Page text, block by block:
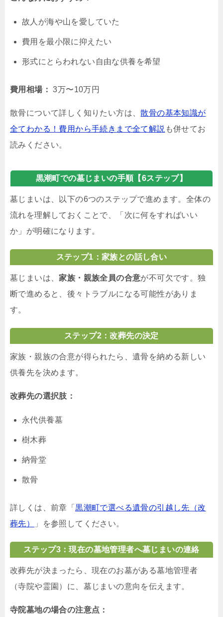
故人が海や山を愛していた
費用を最小限に抑えたい
形式にとらわれない自由な供養を希望
費用相場： 3万〜10万円
散骨について詳しく知りたい方は、散骨の基本知識が
全てわかる！費用から手続きまで全て解説 も併せてお
読みください。
黒潮町での墓じまいの手順【6ステップ】
墓じまいは、以下の6つのステップで進めます。全体の
流れを理解しておくことで、「次に何をすればいい
か」が明確になります。
ステップ1：家族との話し合い
墓じまいは、 家族・親族全員の合意が不可欠です。独
断で進めると、後々トラブルになる可能性がありま
す。
ステップ2：改葬先の決定
家族・親族の合意が得られたら、遺骨を納める新しい
供養先を決めます。
改葬先の選択肢：
永代供養墓
樹木葬
納骨堂
散骨
詳しくは、前章「黒潮町で選べる遺骨の引越し先（改
葬先）
」を参照してください。
ステップ3：現在の墓地管理者へ墓じまいの連絡
改葬先が決まったら、現在のお墓がある墓地管理者
（寺院や霊園）に、墓じまいの意向を伝えます。
寺院墓地の場合の注意点：